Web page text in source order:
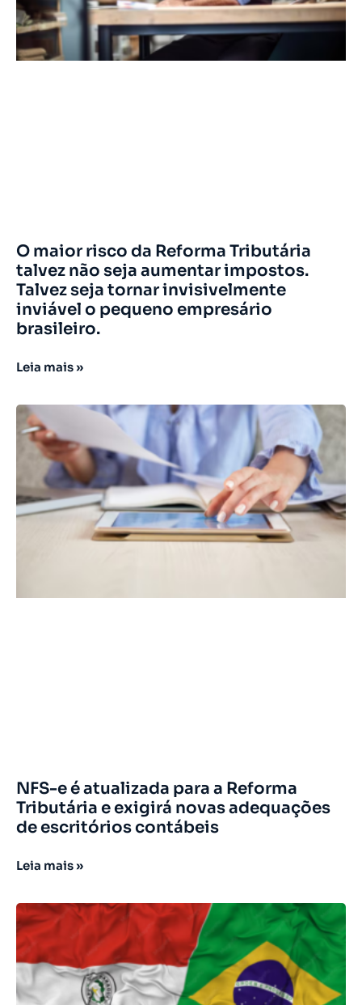
O maior risco da Reforma Tributária
talvez não seja aumentar impostos.
Talvez seja tornar invisivelmente
inviável o pequeno empresário
brasileiro.
Leia mais »
NFS-e é atualizada para a Reforma
Tributária e exigirá novas adequações
de escritórios contábeis
Leia mais »